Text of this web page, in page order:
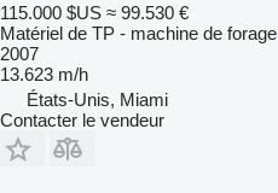
115.000 $US ≈ 99.530 €
Matériel de TP - machine de forage
2007
13.623 m/h
États-Unis, Miami
Contacter le vendeur